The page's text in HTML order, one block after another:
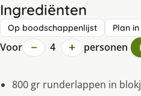
Ingrediënten
Op boodschappenlijst Plan
Voor − 4 + personen
800 gr runderlappen in